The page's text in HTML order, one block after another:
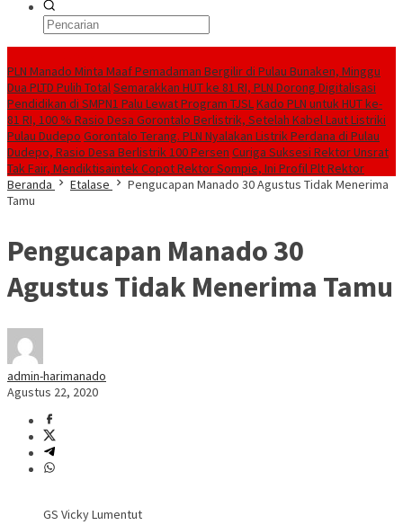
PLN Manado Minta Maaf Pemadaman Bergilir di Pulau Bunaken, Minggu
Dua PLTD Pulih TotalSemarakkan HUT ke 81 RI, PLN Dorong Digitalisasi
Pendidikan di SMPN1 Palu Lewat Program TJSLKado PLN untuk HUT ke-
81 RI, 100 % Rasio Desa Gorontalo Berlistrik, Setelah Kabel Laut Listriki
Pulau Dudepo Gorontalo Terang. PLN Nyalakan Listrik Perdana di Pulau
Dudepo, Rasio Desa Berlistrik 100 Persen Curiga Suksesi Rektor Unsrat
Tak Fair, Mendiktisaintek Copot Rektor Sompie, Ini Profil Plt Rektor
Beranda
Etalase
Pengucapan Manado 30 Agustus Tidak Menerima
Tamu
Pengucapan Manado 30
Agustus Tidak Menerima Tamu
admin-harimanado
Agustus 22, 2020
GS Vicky Lumentut